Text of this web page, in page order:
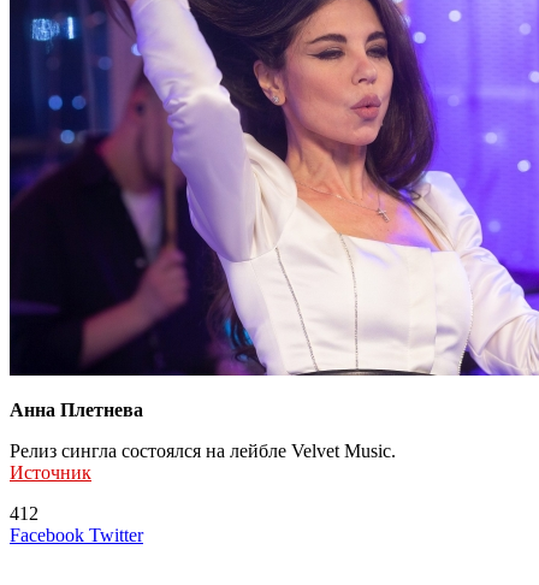
Анна Плетнева
Релиз сингла состоялся на лейбле Velvet Music.
Источник
412
Facebook TwitterLinkedIn
Tumblr
Reddit
Вконтакте
Одноклассники
Skype
Messenger
Messenger
WhatsApp
Telegram
Viber
Line
Поделиться
Печатать